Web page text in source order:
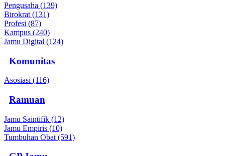
Pengusaha (139)
Birokrat (131)
Profesi (87)
Kampus (240)
Jamu Digital (124)
Komunitas
Asosiasi (116)
Ramuan
Jamu Saintifik (12)
Jamu Empiris (10)
Tumbuhan Obat (591)